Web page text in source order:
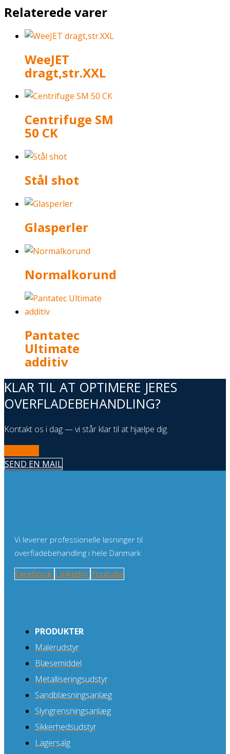
Relaterede varer
WeeJET
dragt,str.XXL
Centrifuge SM
50 CK
Stål shot
Glasperler
Normalkorund
Pantatec
Ultimate
additiv
KLAR TIL AT OPTIMERE JERES
OVERFLADEBEHANDLING?
Kontakt os i dag — vi står klar til at hjælpe dig.
SEND EN MAIL
Vi leverer professionelle løsninger til
overfladebehandling i hele Danmark
Facebook Linkedin Youtube
PRODUKTER
Malerudstyr
Blæsemiddel
Metalliseringsudstyr
Sandblæsningsanlæg
Slyngrensningsanlæg
Sikkerhedsudstyr
Lagersalg